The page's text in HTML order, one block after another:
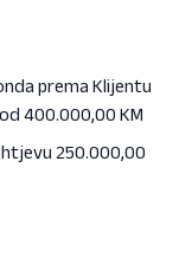
prema Klijentu
400.000,00 KM
250.000,00